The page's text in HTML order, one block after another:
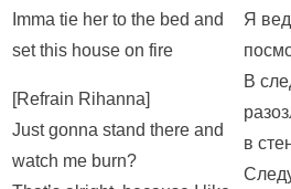
Imma tie her to the bed and
set this house on fire
[Refrain Rihanna]
Just gonna stand there and
watch me burn?
Я
В
в